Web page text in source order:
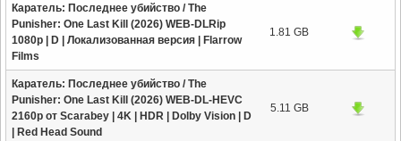
Каратель: Последнее убийство / The
Punisher: One Last Kill (2026) WEB-DLRip
1080p | D | Локализованная версия | Flarrow
Films
1.81 GB
Каратель: Последнее убийство / The
Punisher: One Last Kill (2026) WEB-DL-HEVC
2160p от Scarabey | 4K | HDR | Dolby Vision | D
| Red Head Sound
5.11 GB